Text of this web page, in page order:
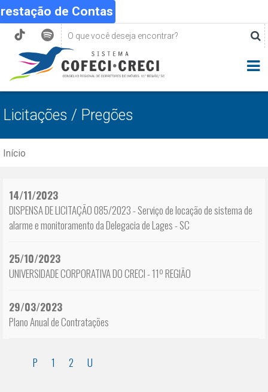
de Contas
Licitações / Pregões
Início
14/11/2023
DISPENSA DE LICITAÇÃO 085/2023 - Serviço de locação de sistema de
alarme e monitoramento da Delegacia de Lages - SC
25/10/2023
UNIVERSIDADE CORPORATIVA DO CRECI - 11º REGIÃO
29/03/2023
Plano Anual de Contratações
P 1 2 U